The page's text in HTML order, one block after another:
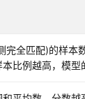
完全匹配)的样本
比例越高，模型